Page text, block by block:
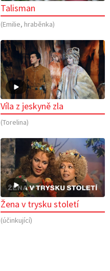
Talisman
(Emilie, hraběnka)
Víla z jeskyně zla
(Torelina)
Žena v trysku století
(účinkující)